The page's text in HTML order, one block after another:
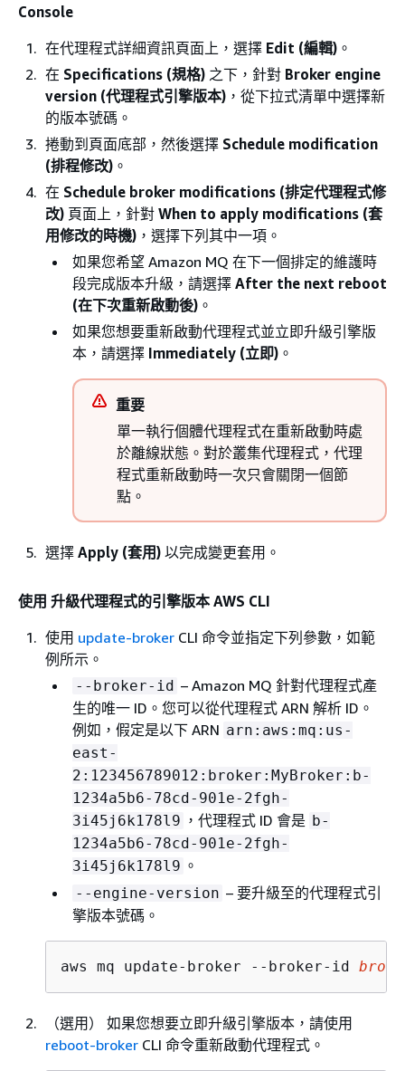
Console
在代理程式詳細資訊頁面上，選擇 Edit (編輯) 。
在 Specifications (規格) 之下，針對 Broker engine
version (代理程式引擎版本) ，從下拉式清單中選擇新
的版本號碼。
捲動到頁面底部，然後選擇 Schedule modification
(排程修改) 。
在 Schedule broker modifications (排定代理程式修
改) 頁面上，針對 When to apply modifications (套
用修改的時機) ，選擇下列其中一項。
如果您希望 Amazon MQ 在下一個排定的維護時
段完成版本升級，請選擇 After the next reboot
(在下次重新啟動後) 。
如果您想要重新啟動代理程式並立即升級引擎版
本，請選擇 Immediately (立即) 。
重要
單一執行個體代理程式在重新啟動時處
於離線狀態。對於叢集代理程式，代理
程式重新啟動時一次只會關閉一個節
點。
選擇 Apply (套用) 以完成變更套用。
使用 升級代理程式的引擎版本 AWS CLI
使用 update-broker CLI 命令並指定下列參數，如範
例所示。
--broker-id – Amazon MQ 針對代理程式產
生的唯一 ID。您可以從代理程式 ARN 解析 ID。
例如，假定是以下 ARN arn:aws:mq:us-
east-
2:123456789012:broker:MyBroker:b-
1234a5b6-78cd-901e-2fgh-
3i45j6k178l9 ，代理程式 ID 會是 b-
1234a5b6-78cd-901e-2fgh-
3i45j6k178l9 。
--engine-version – 要升級至的代理程式引
擎版本號碼。
aws mq update-broker --broker-id
（選用） 如果您想要立即升級引擎版本，請使用
reboot-broker CLI 命令重新啟動代理程式。